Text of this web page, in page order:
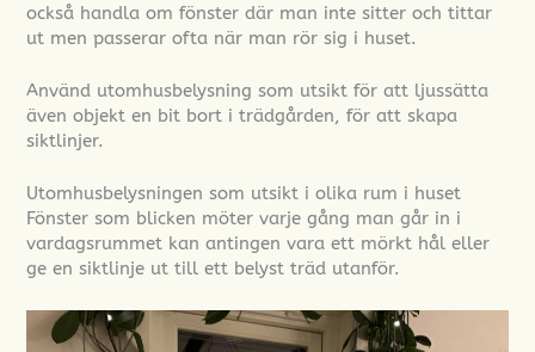
också handla om fönster där man inte sitter och tittar
ut men passerar ofta när man rör sig i huset.
Använd utomhusbelysning som utsikt för att ljussätta
även objekt en bit bort i trädgården, för att skapa
siktlinjer.
Utomhusbelysningen som utsikt i olika rum i huset
Fönster som blicken möter varje gång man går in i
vardagsrummet kan antingen vara ett mörkt hål eller
ge en siktlinje ut till ett belyst träd utanför.